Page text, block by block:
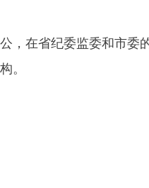
，在省纪委监委和市委
。